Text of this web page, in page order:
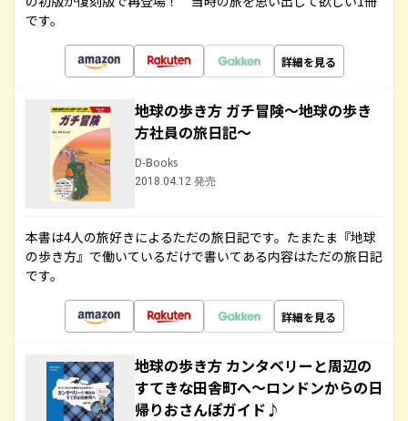
です。
詳細を見る
地球の歩き方 ガチ冒険～地球の歩き
方社員の旅日記～
D-Books
2018.04.12 発売
本書は4人の旅好きによるただの旅日記です。たまたま『地球
の歩き方』で働いているだけで書いてある内容はただの旅日記
です。
詳細を見る
地球の歩き方 カンタベリーと周辺の
すてきな田舎町へ～ロンドンからの日
帰りおさんぽガイド♪